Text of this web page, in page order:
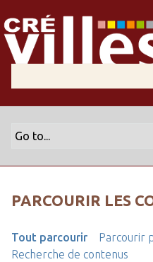
PARCOURIR LES
Tout parcourir
Parcourir
Recherche de contenus